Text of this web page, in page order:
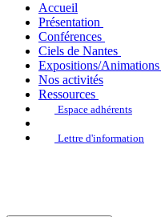
Accueil
Présentation
Conférences
Ciels de Nantes
Expositions/Animations
Nos activités
Ressources
Espace adhérents
Lettre d'information